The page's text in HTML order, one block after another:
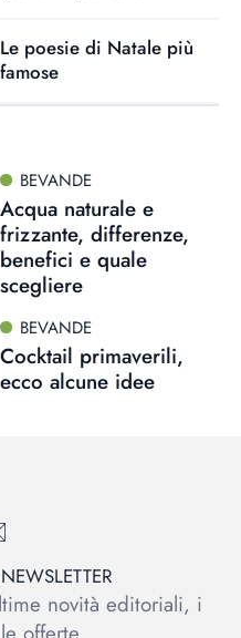
Le poesie di Natale più
famose
BEVANDE
Acqua naturale e
frizzante, differenze,
benefici e quale
scegliere
BEVANDE
Cocktail primaverili,
ecco alcune idee
novità editoriali, i